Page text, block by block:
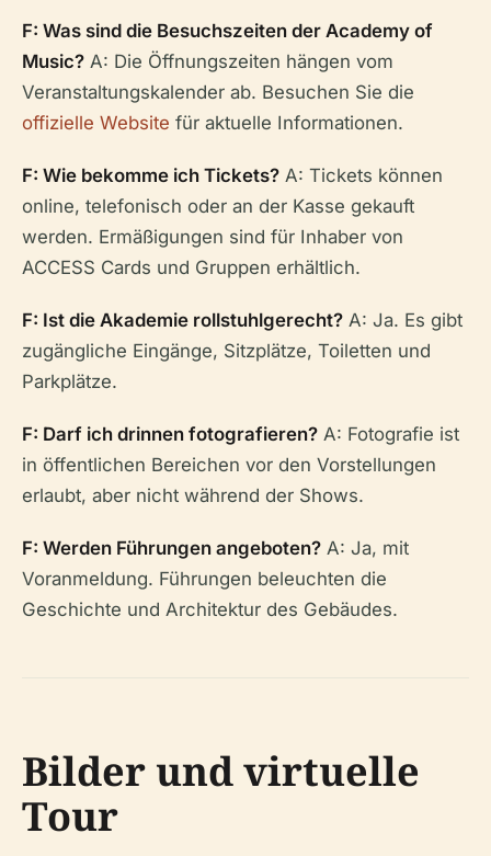
F: Was sind die Besuchszeiten der Academy of
Music? A: Die Öffnungszeiten hängen vom
Veranstaltungskalender ab. Besuchen Sie die
offizielle Website für aktuelle Informationen.
F: Wie bekomme ich Tickets? A: Tickets können
online, telefonisch oder an der Kasse gekauft
werden. Ermäßigungen sind für Inhaber von
ACCESS Cards und Gruppen erhältlich.
F: Ist die Akademie rollstuhlgerecht? A: Ja. Es gibt
zugängliche Eingänge, Sitzplätze, Toiletten und
Parkplätze.
F: Darf ich drinnen fotografieren? A: Fotografie ist
in öffentlichen Bereichen vor den Vorstellungen
erlaubt, aber nicht während der Shows.
F: Werden Führungen angeboten? A: Ja, mit
Voranmeldung. Führungen beleuchten die
Geschichte und Architektur des Gebäudes.
Bilder und virtuelle
Tour